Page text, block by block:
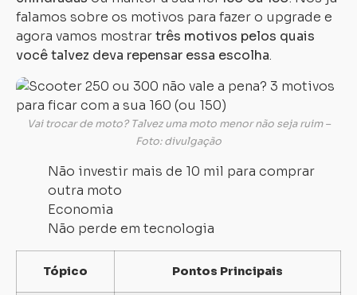
falamos sobre os motivos para fazer o upgrade e
agora vamos mostrartrês motivos pelos quais
você talvez deva repensar essa escolha.
Vai trocar de moto? Talvez uma moto menor não seja ruim –
Foto: divulgação
Não investir mais de 10 mil para comprar
outra moto
Economia
Não perde em tecnologia
Tópico Pontos Principais